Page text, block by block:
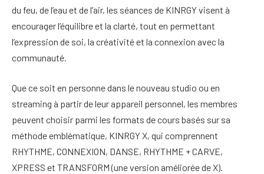
du feu, de l’eau et de l’air, les séances de KINRGY visent à
encourager l’équilibre et la clarté, tout en permettant
l’expression de soi, la créativité et la connexion avec la
communauté.
Que ce soit en personne dans le nouveau studio ou en
streaming à partir de leur appareil personnel, les membres
peuvent choisir parmi les formats de cours basés sur sa
méthode emblématique, KINRGY X, qui comprennent
RHYTHME, CONNEXION, DANSE, RHYTHME + CARVE,
XPRESS et TRANSFORM (une version améliorée de X).